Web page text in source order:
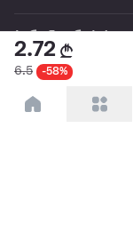
2.72
6.5 -58%
ტრენდული